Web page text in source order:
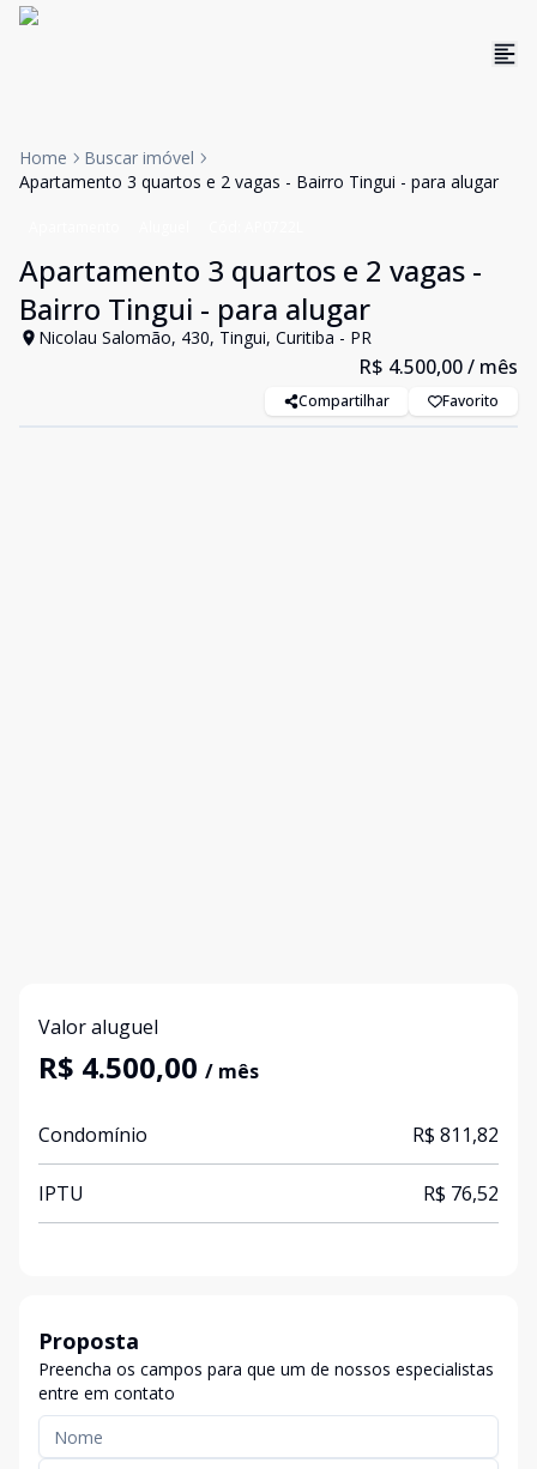
Home
Buscar imóvel
Apartamento 3 quartos e 2 vagas - Bairro Tingui - para alugar
Apartamento 3 quartos e 2 vagas -
Bairro Tingui - para alugar
Nicolau Salomão, 430, Tingui, Curitiba - PR
R$ 4.500,00/ mês
Compartilhar Favorito
Valor aluguel
R$ 4.500,00 / mês
Condomínio R$ 811,82
IPTU R$ 76,52
Proposta
Preencha os campos para que um de nossos especialistas
entre em contato